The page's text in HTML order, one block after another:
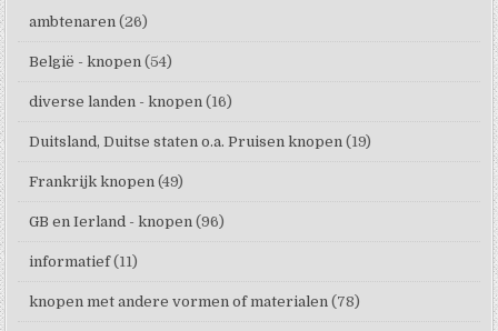
ambtenaren (26)
België - knopen (54)
diverse landen - knopen (16)
Duitsland, Duitse staten o.a. Pruisen knopen (19)
Frankrijk knopen (49)
GB en Ierland - knopen (96)
informatief (11)
knopen met andere vormen of materialen (78)